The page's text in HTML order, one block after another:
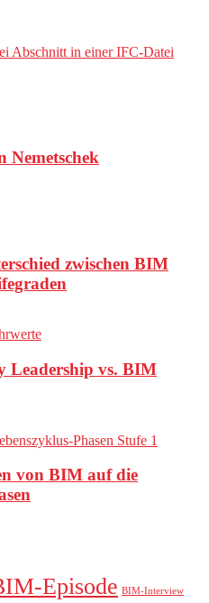
Nemetschek
zwischen BIM
Leadership vs. BIM
von BIM auf die
Episode BIM-Interview